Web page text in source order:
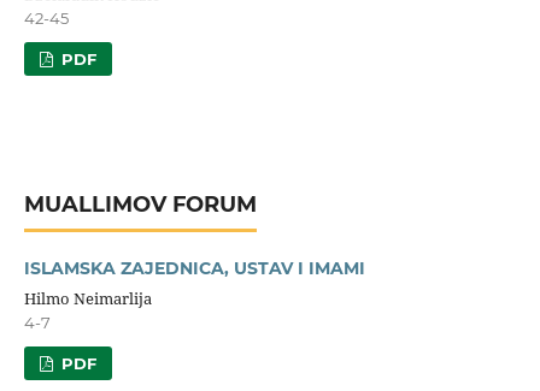
42-45
PDF
MUALLIMOV FORUM
ISLAMSKA ZAJEDNICA, USTAV I IMAMI
Hilmo Neimarlija
4-7
PDF